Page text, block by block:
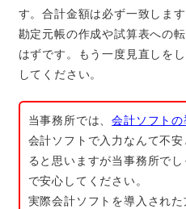
す。合計金額は必ず一致しま
勘定元帳の作成や試算表への
はずです。もう一度見直しを
してください。
当事務所では、会計ソフトの
会計ソフトで入力なんて不
ると思いますが当事務所で
で安心してください。
実際会計ソフトを導入され